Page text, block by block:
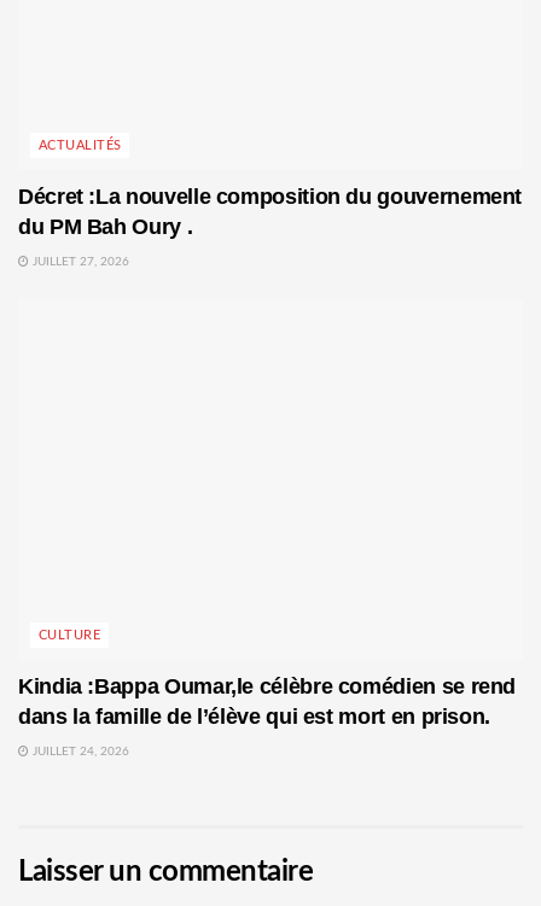
ACTUALITÉS
Décret :La nouvelle composition du gouvernement
du PM Bah Oury .
JUILLET 27, 2026
CULTURE
Kindia :Bappa Oumar,le célèbre comédien se rend
dans la famille de l’élève qui est mort en prison.
JUILLET 24, 2026
Laisser un commentaire